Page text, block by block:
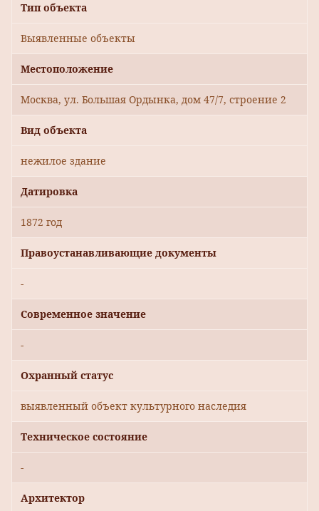
Тип объекта
Выявленные объекты
Местоположение
Москва, ул. Большая Ордынка, дом 47/7, строение 2
Вид объекта
нежилое здание
Датировка
1872 год
Правоустанавливающие документы
-
Современное значение
-
Охранный статус
выявленный объект культурного наследия
Техническое состояние
-
Архитектор